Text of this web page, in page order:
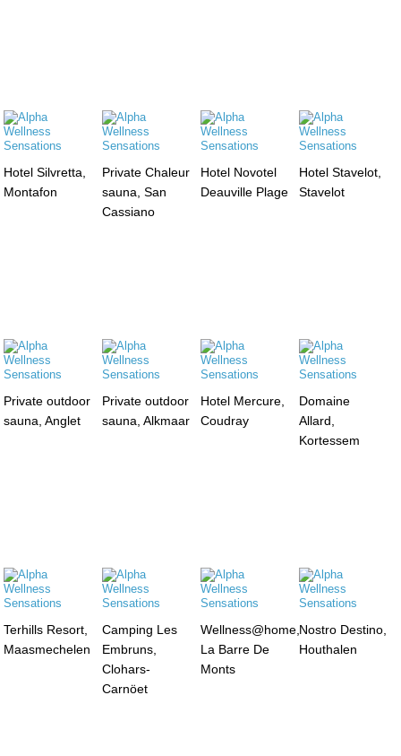
Hotel Silvretta,
Montafon
Private Chaleur
sauna, San
Cassiano
Hotel Novotel
Deauville Plage
Hotel Stavelot,
Stavelot
Private outdoor
sauna, Anglet
Private outdoor
sauna, Alkmaar
Hotel Mercure,
Coudray
Domaine
Allard,
Kortessem
Terhills Resort,
Maasmechelen
Camping Les
Embruns,
Clohars-
Carnöet
Wellness@home,
La Barre De
Monts
Nostro Destino,
Houthalen